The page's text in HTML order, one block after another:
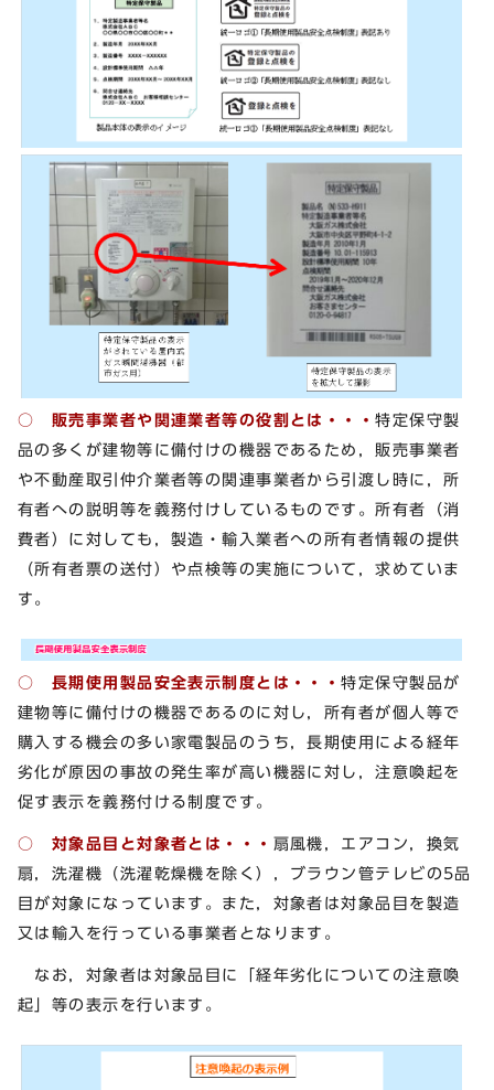
○ 販売事業者や関連業者等の役割とは・・・特定保守製
品の多くが建物等に備付けの機器であるため，販売事業者
や不動産取引仲介業者等の関連事業者から引渡し時に，所
有者への説明等を義務付けしているものです。所有者（消
費者）に対しても，製造・輸入業者への所有者情報の提供
（所有者票の送付）や点検等の実施について，求めていま
す。
○ 長期使用製品安全表示制度とは・・・特定保守製品が
建物等に備付けの機器であるのに対し，所有者が個人等で
購入する機会の多い家電製品のうち，長期使用による経年
劣化が原因の事故の発生率が高い機器に対し，注意喚起を
促す表示を義務付ける制度です。
○ 対象品目と対象者とは・・・ 扇風機，エアコン，換気
扇，洗濯機（洗濯乾燥機を除く），ブラウン管テレビの5品
目が対象になっています。また，対象者は対象品目を製造
又は輸入を行っている事業者となります。
なお，対象者は対象品目に「経年劣化についての注意喚
起」等の表示を行います。